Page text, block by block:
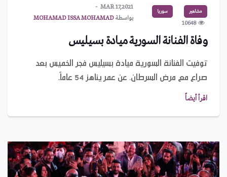
مشاهير سوريا
10648
MAR 17,2021
بواسطةMOHAMAD ISSA MOHAMAD
وفاة الفنانة السورية ميادة بسيليس
توفيت الفنانة السورية ميادة بسيليس فجر الخميس بعد
صراع مع مرض السرطان، عن عمر يناهز 54 عاماً.
اقرأ أيضاً